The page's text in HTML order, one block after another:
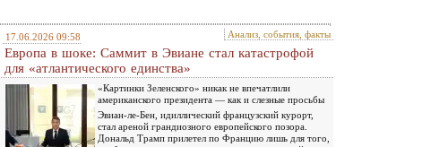
17.06.2026 09:58 Анализ, события, факты
Европа в шоке: Саммит в Эвиане стал катастрофой
для «атлантического единства»
«Картинки Зеленского» никак не впечатлили
американского президента — как и слезные просьбы
Эвиан-ле-Бен, идиллический французский курорт,
стал ареной грандиозного европейского позора.
Дональд Трамп прилетел по Францию лишь для того,